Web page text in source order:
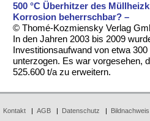
500 °C Überhitzer des
Korrosion beherrschbar? –
© Thomé-Kozmiensky Verlag
In den Jahren 2003 bis 2009
Investitionsaufwand von etwa
unterzogen. Es war vorgesehen,
525.600 t/a zu erweitern.
Kontakt| AGB| Datenschutz Bildnachweis